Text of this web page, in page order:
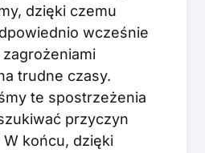
dzięki czemu
wcześnie
trudne czasy.
te spostrzeżenia
przyczyn
końcu, dzięki